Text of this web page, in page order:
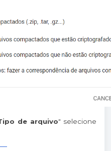
de arquivo" selecione